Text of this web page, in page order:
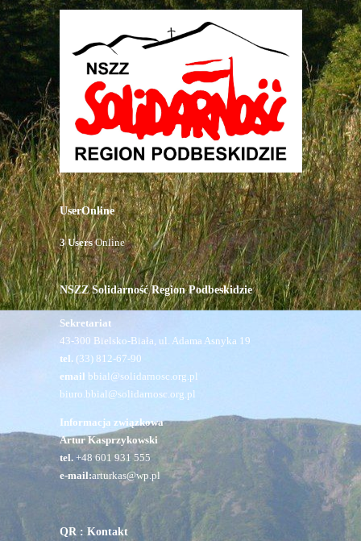
UserOnline
3 UsersOnline
NSZZ Solidarność Region Podbeskidzie
Sekretariat
43-300 Bielsko-Biała, ul. Adama Asnyka 19
tel. (33) 812-67-90
email bbial@solidarnosc.org.pl
biuro.bbial@solidarnosc.org.pl
Informacja związkowa
Artur Kasprzykowski
tel.+48 601 931 555
e-mail:arturkas@wp.pl
QR : Kontakt